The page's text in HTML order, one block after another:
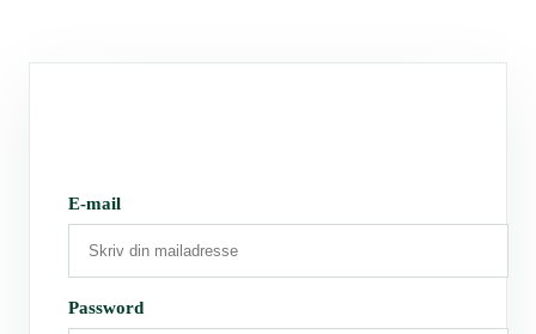
E-mail
Password